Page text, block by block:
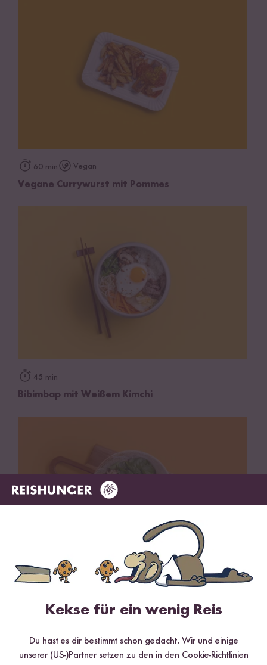
60 min Vegan
Vegane Currywurst mit Pommes
45 min
Bibimbap mit Weißem Kimchi
Buddha Bowl mit gekeimtem Reis
Kekse für ein wenig Reis
Du hast es dir bestimmt schon gedacht. Wir und einige
unserer (US-)Partner setzen zu den in den Cookie-Richtlinien